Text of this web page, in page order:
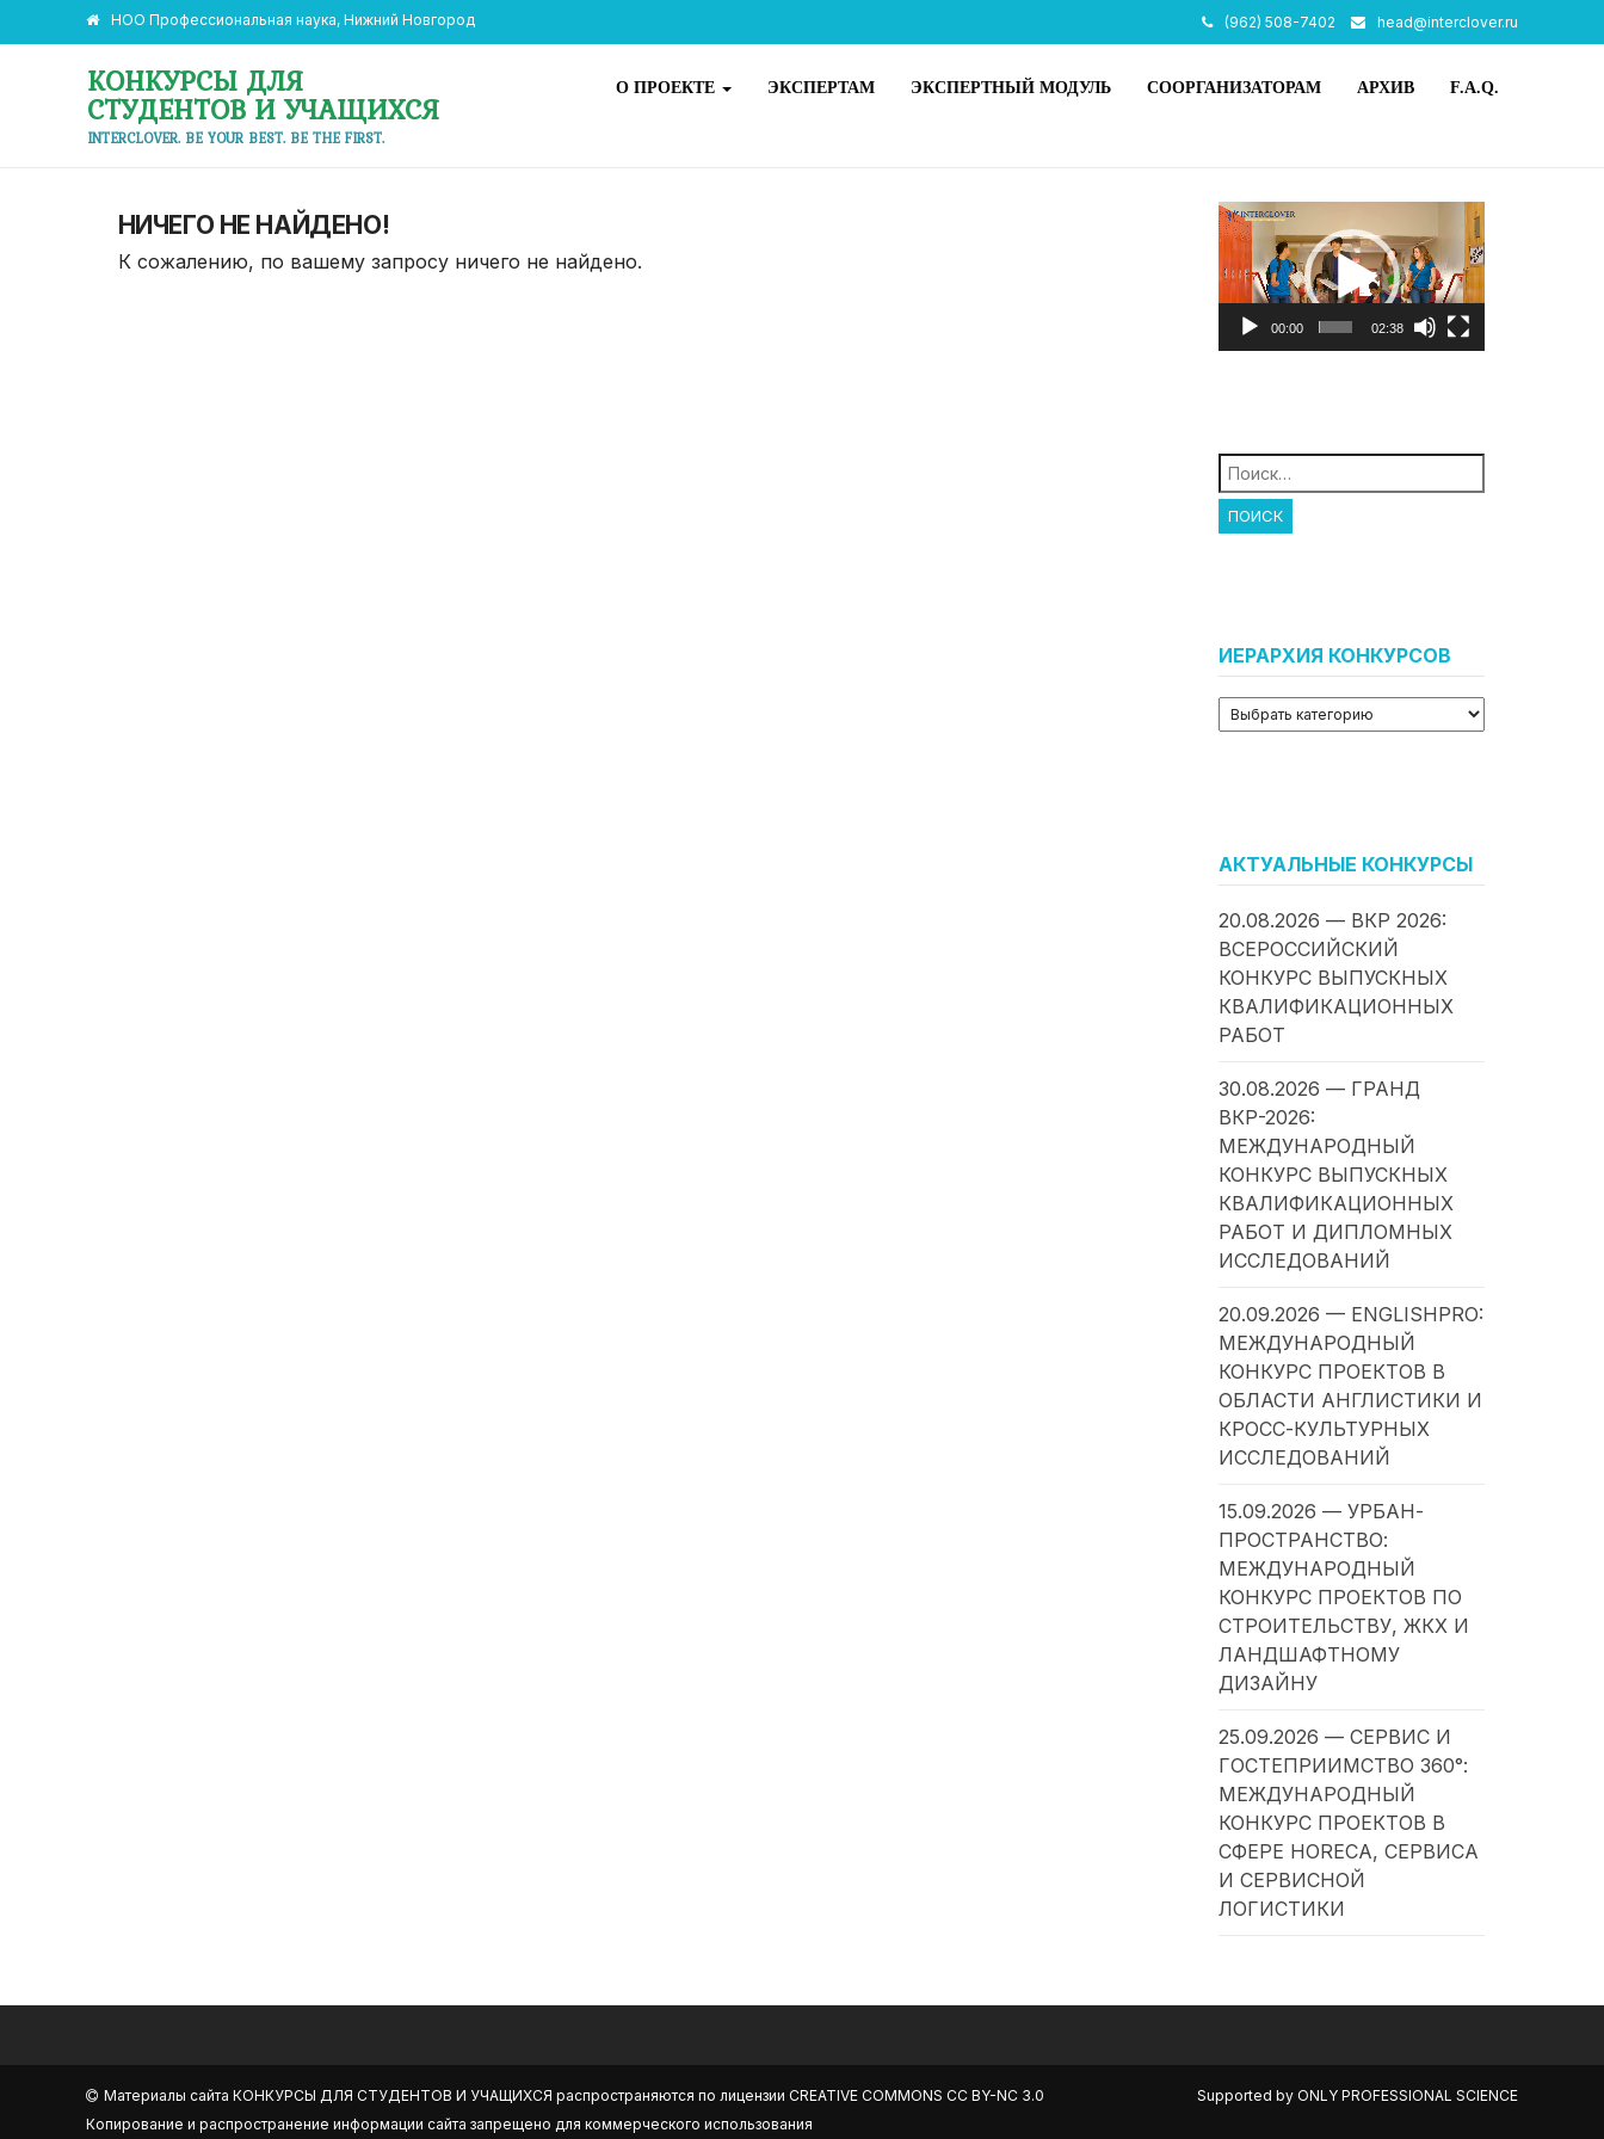
НОО Профессиональная наука, Нижний Новгород (962) 508-7402 head@interclover.ru
КОНКУРСЫ ДЛЯ
СТУДЕНТОВ И УЧАЩИХСЯ
INTERCLOVER. BE YOUR BEST. BE THE FIRST.
О ПРОЕКТЕ ЭКСПЕРТАМ ЭКСПЕРТНЫЙ МОДУЛЬ СООРГАНИЗАТОРАМ АРХИВ F.A.Q.
НИЧЕГО НЕ НАЙДЕНО!
К сожалению, по вашему запросу ничего не найдено.
Видеоплеер
00:00 02:38
Найти:
ИЕРАРХИЯ КОНКУРСОВ
АКТУАЛЬНЫЕ КОНКУРСЫ
20.08.2026 — ВКР 2026:
ВСЕРОССИЙСКИЙ
КОНКУРС ВЫПУСКНЫХ
КВАЛИФИКАЦИОННЫХ
РАБОТ
30.08.2026 — ГРАНД
ВКР-2026:
МЕЖДУНАРОДНЫЙ
КОНКУРС ВЫПУСКНЫХ
КВАЛИФИКАЦИОННЫХ
РАБОТ И ДИПЛОМНЫХ
ИССЛЕДОВАНИЙ
20.09.2026 — ENGLISHPRO:
МЕЖДУНАРОДНЫЙ
КОНКУРС ПРОЕКТОВ В
ОБЛАСТИ АНГЛИСТИКИ И
КРОСС-КУЛЬТУРНЫХ
ИССЛЕДОВАНИЙ
15.09.2026 — УРБАН-
ПРОСТРАНСТВО:
МЕЖДУНАРОДНЫЙ
КОНКУРС ПРОЕКТОВ ПО
СТРОИТЕЛЬСТВУ, ЖКХ И
ЛАНДШАФТНОМУ
ДИЗАЙНУ
25.09.2026 — СЕРВИС И
ГОСТЕПРИИМСТВО 360°:
МЕЖДУНАРОДНЫЙ
КОНКУРС ПРОЕКТОВ В
СФЕРЕ HORECA, СЕРВИСА
И СЕРВИСНОЙ
ЛОГИСТИКИ
Материалы сайта КОНКУРСЫ ДЛЯ СТУДЕНТОВ И УЧАЩИХСЯ распространяются по лицензии CREATIVE COMMONS CC BY-NC 3.0
Копирование и распространение информации сайта запрещено для коммерческого использования
Supported by ONLY PROFESSIONAL SCIENCE